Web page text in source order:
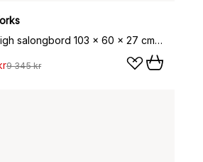
Mass High salongbord 103 x 60 x 27 cm, Walnut
9 345 kr